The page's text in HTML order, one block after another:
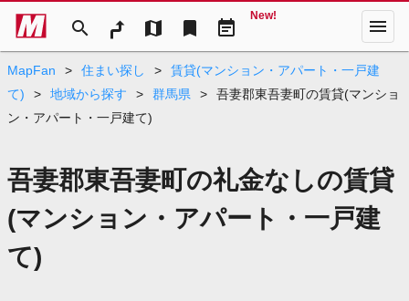
search map bookmark event_note
New! menu
MapFan > 住まい探し >
賃貸(マンション・アパート・一戸建
て)
> 地域から探す > 群馬県 >
吾妻郡東吾妻町の賃貸(マンショ
ン・アパート・一戸建て)
吾妻郡東吾妻町の礼金なしの賃貸
(マンション・アパート・一戸建
て)